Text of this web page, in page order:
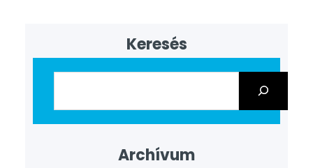
Keresés
Archívum